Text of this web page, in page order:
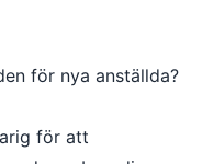
för nya anställda?
för att